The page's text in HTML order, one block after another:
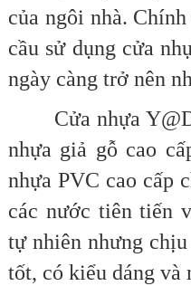
của ngôi nhà.
cầu sử dụng cửa
ngày càng trở nên
Cửa nhựa
nhựa giả gỗ cao
nhựa PVC cao cấp
các nước tiên tiến
tự nhiên nhưng
tốt, có kiểu dáng và